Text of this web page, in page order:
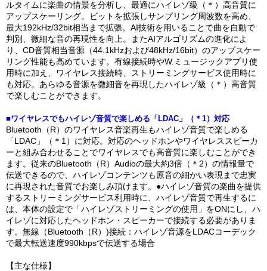
ルタイムに楽曲の情景を分析し、最適にハイレゾ級（＊）高音質に
アップスケーリング。ビットを拡張しサンプリング周波数を高め、
最大192kHz/32bit相当まで拡張。AI技術を用いることで曲を自動で
判別、微細な音の再現性を向上。またAIアルゴリズムの進化によ
り、CD音質相当音源（44.1kHzおよび48kHz/16bit）のアップスケー
リング性能も高めています。有線接続時やW.ミュージックアプリ使
用時に加え、ワイヤレス接続時、ストリーミングサービス使用時に
も対応。あらゆる音源を微細音を再現したハイレゾ級（＊）高音質
で楽しむことができます。
■ワイヤレスでもハイレゾ音質で楽しめる「LDAC」（＊1）対応
Bluetooth（R）のワイヤレス音楽再生もハイレゾ音質で楽しめる
「LDAC」（＊1）に対応。対応のヘッドホンやワイヤレススピーカ
ーと組み合わせることでワイヤレスでも高音質に楽しむことができ
ます。従来のBluetooth（R）Audioの最大約3倍（＊2）の情報量で
伝送できるので、ハイレゾコンテンツも原音の細かい表現まで忠実
に再現された音質でお楽しみ頂けます。●ハイレゾ音質の楽曲を提供
するストリーミングサービス利用時に、ハイレゾ音質で再生するに
は、本体の設定で「ハイレゾストリーミングの使用」をONにし、ハ
イレゾに対応したヘッドホン・スピーカーで接続する必要がありま
す。無線（Bluetooth（R）)接続：ハイレゾ音源をLDACコーデック
で最大転送速度990kbpsで伝送する場合
【主な仕様】